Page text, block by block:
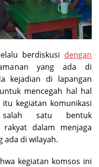
berdiskusi dengan
yang ada di
kejadian di lapangan
mencegah hal hal
kegiatan komunikasi
satu bentuk
rakyat dalam menjaga
ada di wilayah.
kegiatan komsos ini